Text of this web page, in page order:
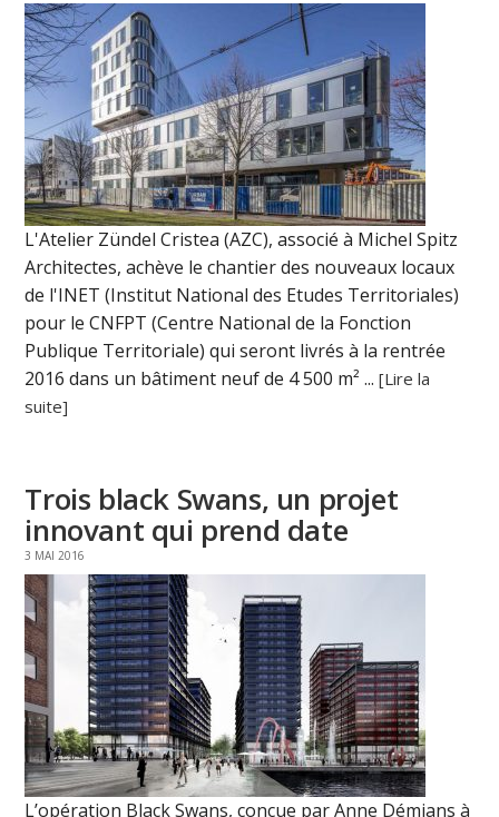
L'Atelier Zündel Cristea (AZC), associé à Michel Spitz
Architectes, achève le chantier des nouveaux locaux
de l'INET (Institut National des Etudes Territoriales)
pour le CNFPT (Centre National de la Fonction
Publique Territoriale) qui seront livrés à la rentrée
2016 dans un bâtiment neuf de 4 500 m² ...[Lire la
suite]
Trois black Swans, un projet
innovant qui prend date
3 MAI 2016
L’opération Black Swans, conçue par Anne Démians à